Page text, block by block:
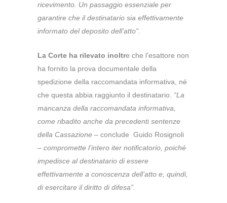
ricevimento. Un passaggio essenziale per
garantire che il destinatario sia effettivamente
informato del deposito dell’atto”.
La Corte ha rilevato inoltre che l’esattore non
ha fornito la prova documentale della
spedizione della raccomandata informativa, né
che questa abbia raggiunto il destinatario. “La
mancanza della raccomandata informativa,
come ribadito anche da precedenti sentenze
della Cassazione – conclude Guido Rosignoli
– compromette l’intero iter notificatorio, poiché
impedisce al destinatario di essere
effettivamente a conoscenza dell’atto e, quindi,
di esercitare il diritto di difesa”.